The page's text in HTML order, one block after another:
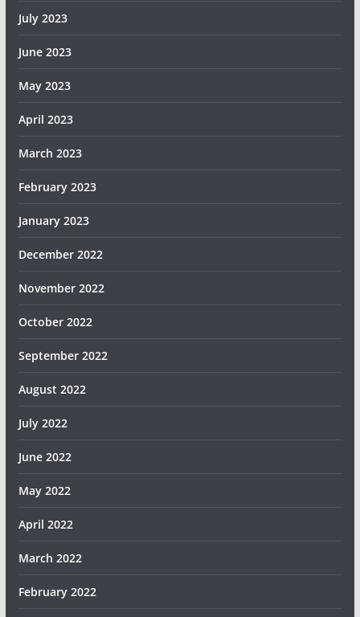
July 2023
June 2023
May 2023
April 2023
March 2023
February 2023
January 2023
December 2022
November 2022
October 2022
September 2022
August 2022
July 2022
June 2022
May 2022
April 2022
March 2022
February 2022